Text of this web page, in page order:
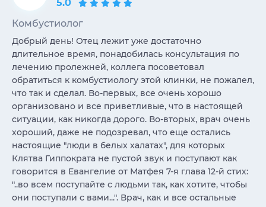
5.0
Комбустиолог
Добрый день! Отец лежит уже достаточно
длительное время, понадобилась консультация по
лечению пролежней, коллега посоветовал
обратиться к комбустиологу этой клинки, не пожалел,
что так и сделал. Во-первых, все очень хорошо
организовано и все приветливые, что в настоящей
ситуации, как никогда дорого. Во-вторых, врач очень
хороший, даже не подозревал, что еще остались
настоящие "люди в белых халатах", для которых
Клятва Гиппократа не пустой звук и поступают как
говорится в Евангелие от Матфея 7-я глава 12-й стих:
"..во всем поступайте с людьми так, как хотите, чтобы
они поступали с вами...". Врач, как и все остальные